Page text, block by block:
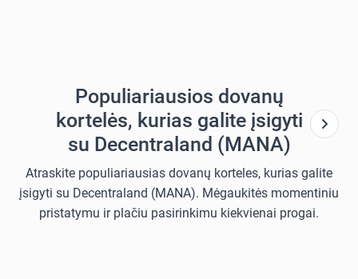
Populiariausios dovanų
kortelės, kurias galite įsigyti
su Decentraland (MANA)
Atraskite populiariausias dovanų korteles, kurias galite
įsigyti su Decentraland (MANA). Mėgaukitės momentiniu
pristatymu ir plačiu pasirinkimu kiekvienai progai.